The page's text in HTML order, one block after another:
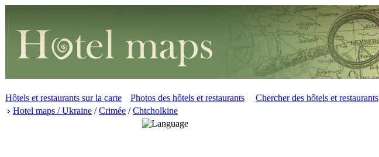
Hôtels et restaurants sur la carte Photos des hôtels et restaurants
Chercher des hôtels et restaurants
Hotel maps / Ukraine /Crimée /Chtcholkine